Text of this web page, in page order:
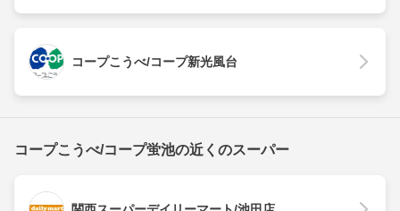
コープこうべ/コープ新光風台
コープこうべ/コープ蛍池の近くのスーパー